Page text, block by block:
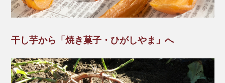
干し芋から「焼き菓子・ひがしやま」へ